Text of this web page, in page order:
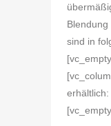
sind in